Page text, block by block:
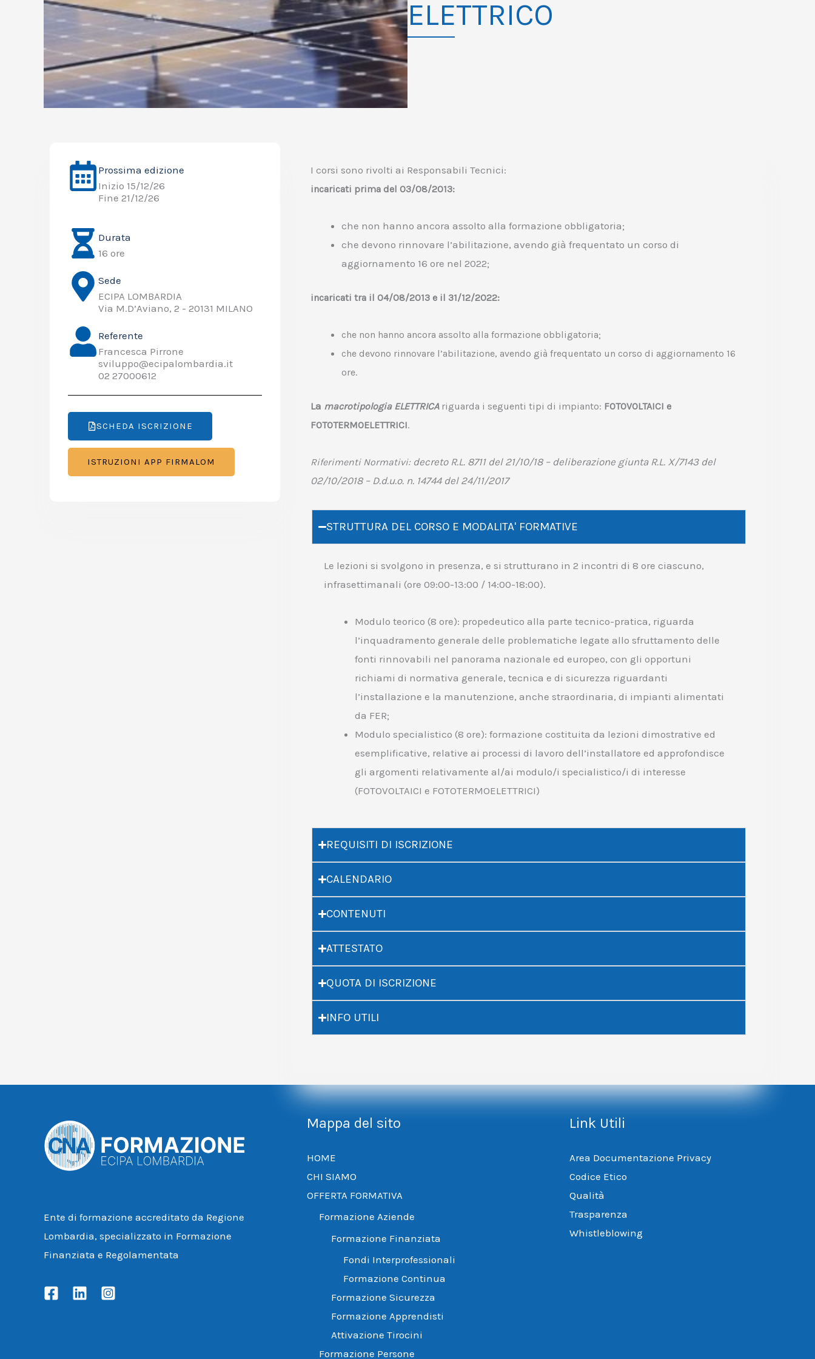
ELETTRICO
Prossima edizione
Inizio 15/12/26
Fine 21/12/26
Durata
16 ore
Sede
ECIPA LOMBARDIA
Via M.D’Aviano, 2 - 20131 MILANO
Referente
Francesca Pirrone
sviluppo@ecipalombardia.it
02 27000612
SCHEDA ISCRIZIONE
ISTRUZIONI APP FIRMALOM
I corsi sono rivolti ai Responsabili Tecnici:
incaricati prima del 03/08/2013:
che non hanno ancora assolto alla formazione obbligatoria;
che devono rinnovare l’abilitazione, avendo già frequentato un corso di
aggiornamento 16 ore nel 2022;
incaricati tra il 04/08/2013 e il 31/12/2022:
che non hanno ancora assolto alla formazione obbligatoria;
che devono rinnovare l’abilitazione, avendo già frequentato un corso di aggiornamento 16
ore.
La macrotipologia ELETTRICAriguarda i seguenti tipi di impianto: FOTOVOLTAICI e
FOTOTERMOELETTRICI.
Riferimenti Normativi: decreto R.L. 8711 del 21/10/18 – deliberazione giunta R.L. X/7143 del
02/10/2018 – D.d.u.o. n. 14744 del 24/11/2017
STRUTTURA DEL CORSO E MODALITA' FORMATIVE
Le lezioni si svolgono in presenza, e si strutturano in 2 incontri di 8 ore ciascuno,
infrasettimanali (ore 09:00-13:00 / 14:00-18:00).
Modulo teorico (8 ore): propedeutico alla parte tecnico-pratica, riguarda
l’inquadramento generale delle problematiche legate allo sfruttamento delle
fonti rinnovabili nel panorama nazionale ed europeo, con gli opportuni
richiami di normativa generale, tecnica e di sicurezza riguardanti
l’installazione e la manutenzione, anche straordinaria, di impianti alimentati
da FER;
Modulo specialistico (8 ore): formazione costituita da lezioni dimostrative ed
esemplificative, relative ai processi di lavoro dell’installatore ed approfondisce
gli argomenti relativamente al/ai modulo/i specialistico/i di interesse
(FOTOVOLTAICI e FOTOTERMOELETTRICI)
REQUISITI DI ISCRIZIONE
CALENDARIO
CONTENUTI
ATTESTATO
QUOTA DI ISCRIZIONE
INFO UTILI
Ente di formazione accreditato da Regione
Lombardia, specializzato in Formazione
Finanziata e Regolamentata
Mappa del sito
HOME
CHI SIAMO
OFFERTA FORMATIVA
Formazione Aziende
Formazione Finanziata
Fondi Interprofessionali
Formazione Continua
Formazione Sicurezza
Formazione Apprendisti
Attivazione Tirocini
Formazione Persone
Link Utili
Area Documentazione Privacy
Codice Etico
Qualità
Trasparenza
Whistleblowing